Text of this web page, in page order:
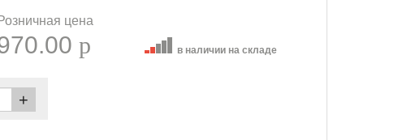
Розничная цена
p в наличии на складе
+